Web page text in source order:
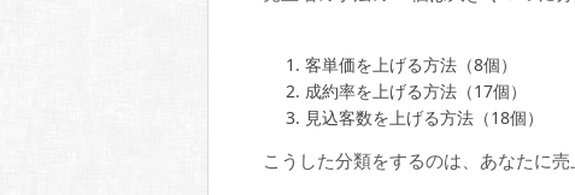
客単価を上げる方法（8個）
成約率を上げる方法（17個）
見込客数を上げる方法（18個）
こうした分類をするのは、あなたに